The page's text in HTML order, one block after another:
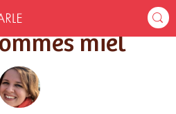
pommes miel
miel